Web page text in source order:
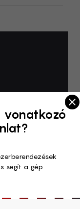
vonatkozó
segít a gép